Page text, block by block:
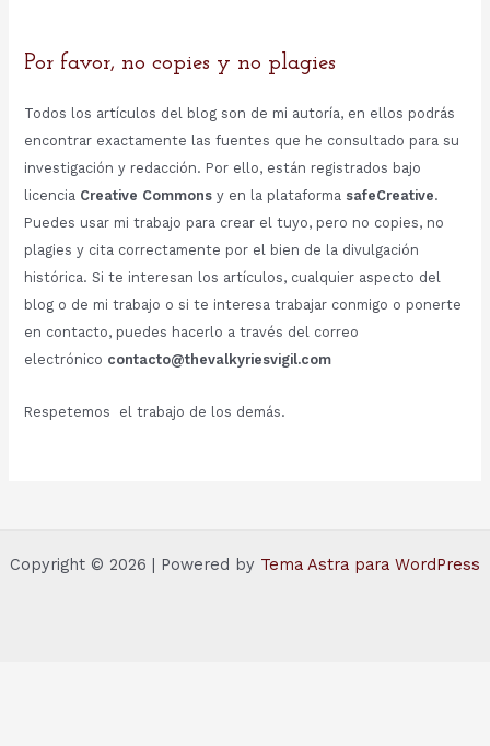
Por favor, no copies y no plagies
Todos los artículos del blog son de mi autoría, en ellos podrás
encontrar exactamente las fuentes que he consultado para su
investigación y redacción. Por ello, están registrados bajo
licencia Creative Commonsy en la plataforma safeCreative.
Puedes usar mi trabajo para crear el tuyo, pero no copies, no
plagies y cita correctamente por el bien de la divulgación
histórica. Si te interesan los artículos, cualquier aspecto del
blog o de mi trabajo o si te interesa trabajar conmigo o ponerte
en contacto, puedes hacerlo a través del correo
electrónico contacto@thevalkyriesvigil.com
Respetemos el trabajo de los demás.
Copyright © 2026 | Powered by Tema Astra para WordPress